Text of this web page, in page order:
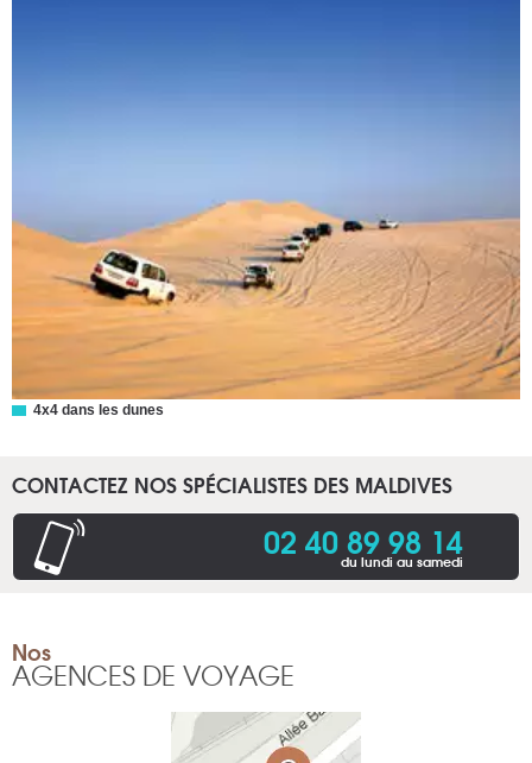
4x4 dans les dunes
CONTACTEZ NOS SPÉCIALISTES DES MALDIVES
02 40 89 98 14
du lundi au samedi
Nos
AGENCES DE VOYAGE